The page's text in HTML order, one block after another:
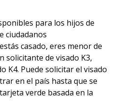
para los hijos de
ciudadanos
casado, eres menor de
solicitante de visado K3,
K4. Puede solicitar el visado
en el país hasta que se
verde basada en la